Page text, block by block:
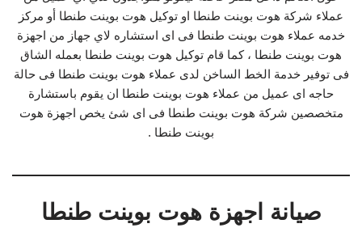
عملاء شركة هوت بوينت طنطا او توكيل هوت بوينت طنطا أو مركز
خدمه عملاء هوت بوينت طنطا فى اى استشاره لاي جهاز من اجهزة
هوت بوينت طنطا ، كما قام توكيل هوت بوينت طنطا بعمله الشاق
فى توفير خدمة الخط الساخن لدى عملاء هوت بوينت طنطا فى حالة
حاجه اى عميل من عملاء هوت بوينت طنطا ان يقوم باستشارة
متخصصين شركة هوت بوينت طنطا فى اى شئ يخص اجهزة هوت
بوينت طنطا .
صيانة اجهزة هوت بوينت طنطا